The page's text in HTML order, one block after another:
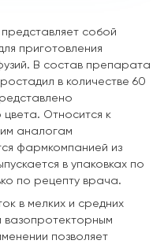
собой
приготовления
В состав препарата
в количестве 60
Относится к
аналогам
фармкомпанией из
в упаковках по
по рецепту врача.
в мелких и средних
вазопротекторным
позволяет